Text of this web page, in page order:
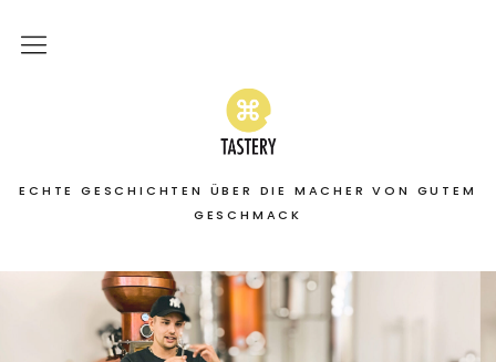
ECHTE GESCHICHTEN ÜBER DIE MACHER VON GUTEM
GESCHMACK
Home
Stories
On the road
Featured
About